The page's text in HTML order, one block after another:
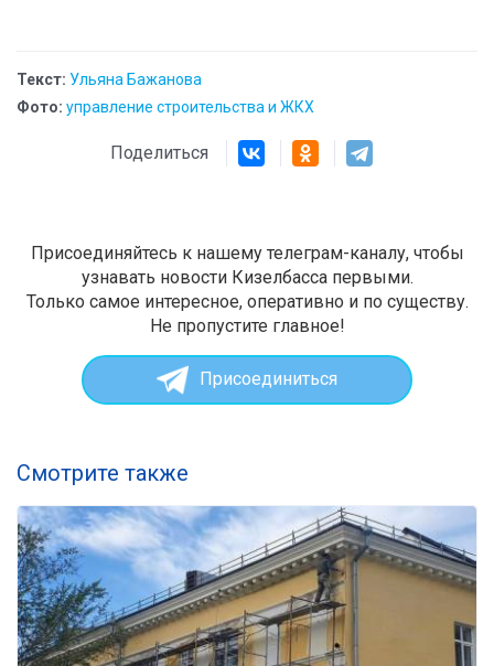
Текст: Ульяна Бажанова
Фото: управление строительства и ЖКХ
Поделиться
Присоединяйтесь к нашему телеграм-каналу, чтобы
узнавать новости Кизелбасса первыми.
Только самое интересное, оперативно и по существу.
Не пропустите главное!
Присоединиться
Смотрите также